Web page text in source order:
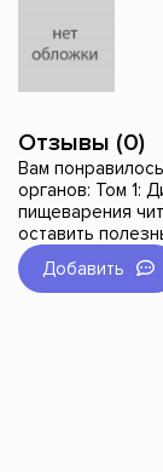
Отзывы (0)
Вам
органов: Том 1:
пищеварения
оставить
Добавить